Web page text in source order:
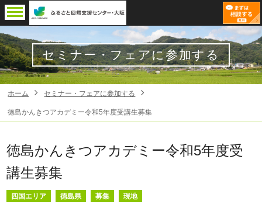
セミナー・フェアに参加する
ホーム セミナー・フェアに参加する
徳島かんきつアカデミー令和5年度受講生募集
徳島かんきつアカデミー令和5年度受
講生募集
四国エリア 徳島県 募集 現地